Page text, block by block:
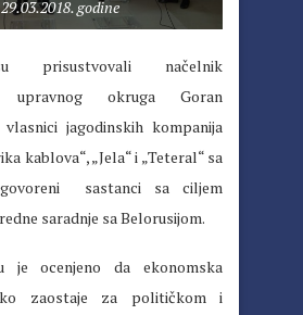
29.03.2018. godine
prisustvovali načelnik
upravnog okruga Goran
jagodinskih kompanija
kablova“, „Jela“ i „Teteral“ sa
sastanci sa ciljem
saradnje sa Belorusijom.
je ocenjeno da ekonomska
zaostaje za političkom i